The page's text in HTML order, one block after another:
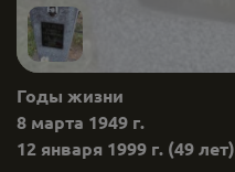
Годы жизни
8 марта 1949 г.
12 января 1999 г. (49 лет)